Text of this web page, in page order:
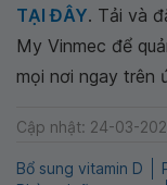
TẠI ĐÂY. Tải và
My Vinmec để
mọi nơi ngay trên
Cập nhật: 24-03-
Bổ sung vitamin D